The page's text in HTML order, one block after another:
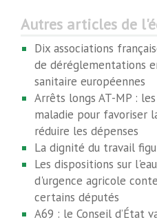
Autres articles de
Dix associations
de déréglementations
sanitaire européennes
Arrêts longs AT-MP :
maladie pour favoriser
réduire les dépenses
La dignité du travail
Les dispositions sur
d'urgence agricole
certains députés
A69 : le Conseil d’État